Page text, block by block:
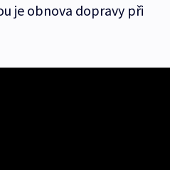
je obnova dopravy při